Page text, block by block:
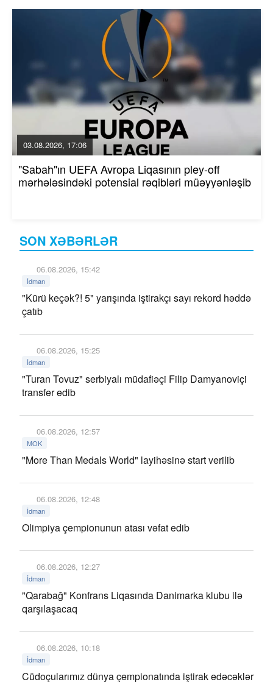
SON XƏBƏRLƏR
06.08.2026, 15:42
İdman
"Kürü keçək?! 5" yarışında iştirakçı sayı rekord həddə
çatıb
06.08.2026, 15:25
İdman
"Turan Tovuz" serbiyalı müdafiəçi Filip Damyanoviçi
transfer edib
06.08.2026, 12:57
MOK
"More Than Medals World" layihəsinə start verilib
06.08.2026, 12:48
İdman
Olimpiya çempionunun atası vəfat edib
06.08.2026, 12:27
İdman
"Qarabağ" Konfrans Liqasında Danimarka klubu ilə
qarşılaşacaq
06.08.2026, 10:18
İdman
Cüdoçularımız dünya çempionatında iştirak edəcəklər
03.08.2026, 17:06
"Sabah"ın UEFA Avropa Liqasının pley-off
mərhələsindəki potensial rəqibləri müəyyənləşib